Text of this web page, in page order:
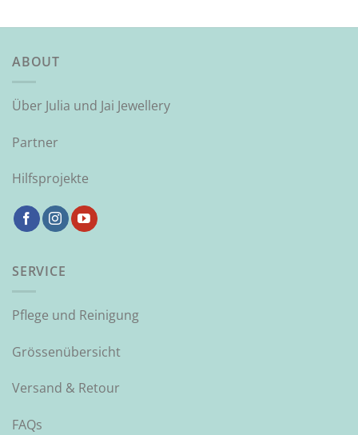
ABOUT
Über Julia und Jai Jewellery
Partner
Hilfsprojekte
SERVICE
Pflege und Reinigung
Grössenübersicht
Versand & Retour
FAQs